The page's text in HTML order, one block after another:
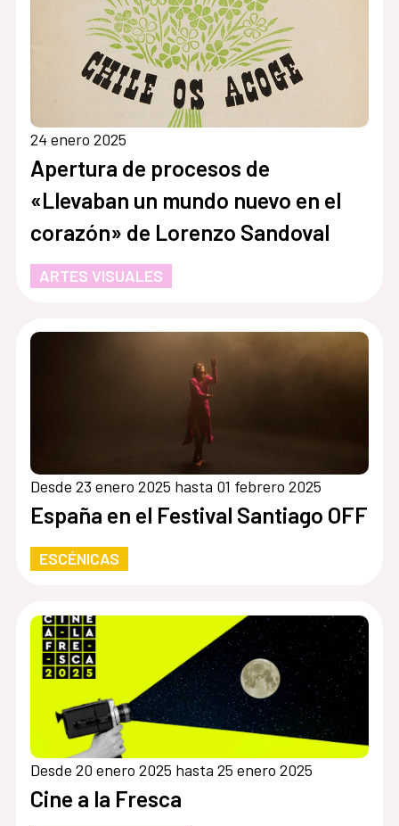
24 enero 2025
Apertura de procesos de
«Llevaban un mundo nuevo en el
corazón» de Lorenzo Sandoval
ARTES VISUALES
Desde 23 enero 2025 hasta 01 febrero 2025
España en el Festival Santiago OFF
ESCÉNICAS
Desde 20 enero 2025 hasta 25 enero 2025
Cine a la Fresca